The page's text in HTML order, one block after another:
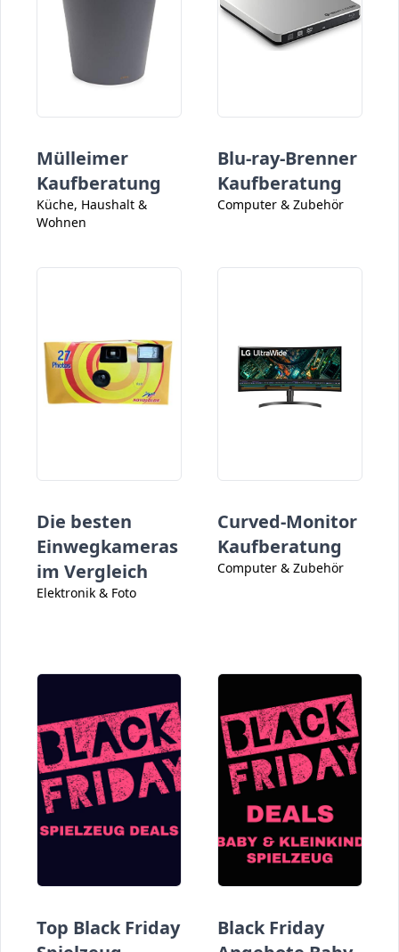
Mülleimer
Kaufberatung
Küche, Haushalt &
Wohnen
Blu-ray-Brenner
Kaufberatung
Computer & Zubehör
Die besten
Einwegkameras
im Vergleich
Elektronik & Foto
Curved-Monitor
Kaufberatung
Computer & Zubehör
Top Black Friday
Black Friday